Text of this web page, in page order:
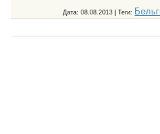
Дата: 08.08.2013 |Теги: